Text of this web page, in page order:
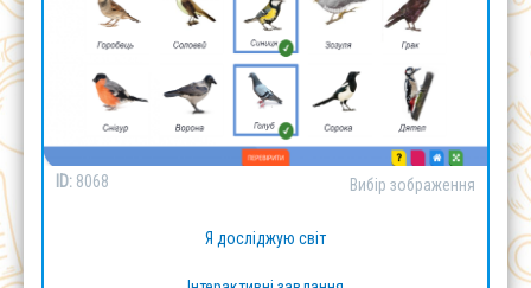
ID: 8068 Вибір зображення
Я досліджую світ